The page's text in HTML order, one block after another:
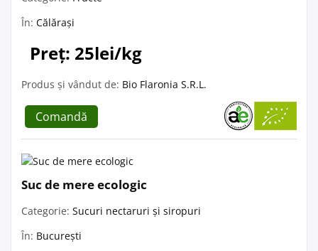
În: Călărași
Preț: 25lei/kg
Produs și vândut de: Bio Flaronia S.R.L.
Comandă
Suc de mere ecologic
Categorie: Sucuri nectaruri și siropuri
În: București